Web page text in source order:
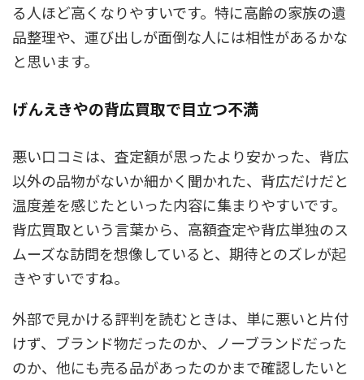
る人ほど高くなりやすいです。特に高齢の家族の遺
品整理や、運び出しが面倒な人には相性があるかな
と思います。
げんえきやの背広買取で目立つ不満
悪い口コミは、査定額が思ったより安かった、背広
以外の品物がないか細かく聞かれた、背広だけだと
温度差を感じたといった内容に集まりやすいです。
背広買取という言葉から、高額査定や背広単独のス
ムーズな訪問を想像していると、期待とのズレが起
きやすいですね。
外部で見かける評判を読むときは、単に悪いと片付
けず、ブランド物だったのか、ノーブランドだった
のか、他にも売る品があったのかまで確認したいと